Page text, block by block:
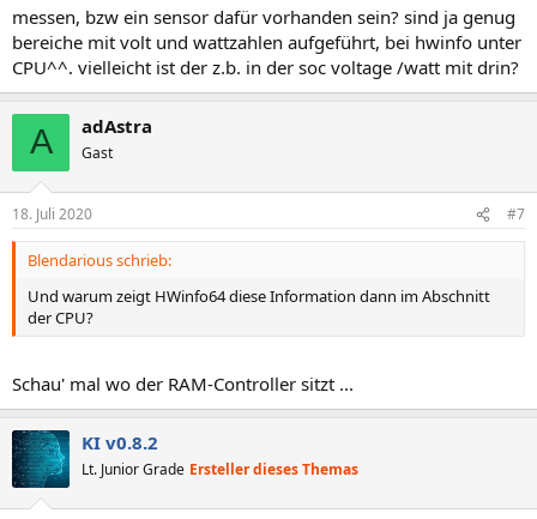
messen, bzw ein sensor dafür vorhanden sein? sind ja genug
bereiche mit volt und wattzahlen aufgeführt, bei hwinfo unter
CPU^^. vielleicht ist der z.b. in der soc voltage /watt mit drin?
A adAstra
Gast
18. Juli 2020 #7
Blendarious schrieb:
Und warum zeigt HWinfo64 diese Information dann im Abschnitt
der CPU?
Schau' mal wo der RAM-Controller sitzt ...
KI v0.8.2
Lt. Junior Grade Ersteller dieses Themas